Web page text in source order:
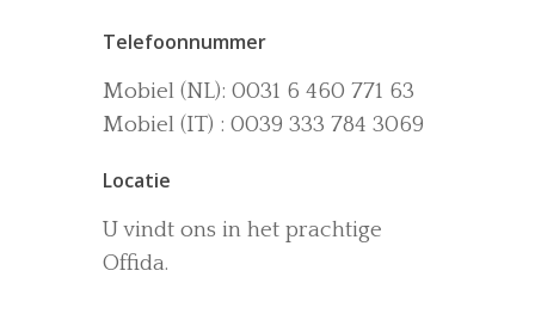
Telefoonnummer
Mobiel (NL): 0031 6 460 771 63
Mobiel (IT) : 0039 333 784 3069
Locatie
U vindt ons in het prachtige
Offida.
Wijn-en Olijfgaard
Accommodaties